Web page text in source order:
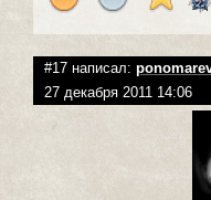
#17 написал:
27 декабря 2011 14:06